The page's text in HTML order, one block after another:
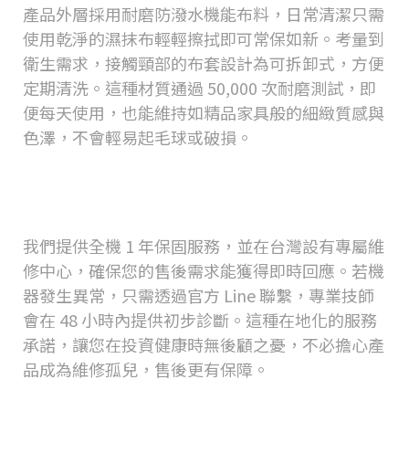
產品外層採用耐磨防潑水機能布料，日常清潔只需
使用乾淨的濕抹布輕輕擦拭即可常保如新。考量到
衛生需求，接觸頸部的布套設計為可拆卸式，方便
定期清洗。這種材質通過 50,000 次耐磨測試，即
便每天使用，也能維持如精品家具般的細緻質感與
色澤，不會輕易起毛球或破損。
我們提供全機 1 年保固服務，並在台灣設有專屬維
修中心，確保您的售後需求能獲得即時回應。若機
器發生異常，只需透過官方 Line聯繫，專業技師
會在 48小時內提供初步診斷。這種在地化的服務
承諾，讓您在投資健康時無後顧之憂，不必擔心產
品成為維修孤兒，售後更有保障。